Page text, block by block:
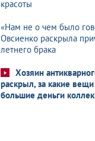
красоты
«Нам не о чем было
Овсиенко раскрыла
летнего брака
Хозяин
раскрыл, за какие
большие деньги